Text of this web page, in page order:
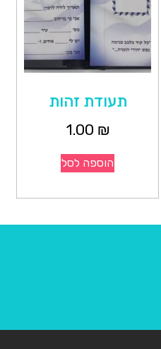
תעודת זהות
1.00 ₪
הוספה לסל